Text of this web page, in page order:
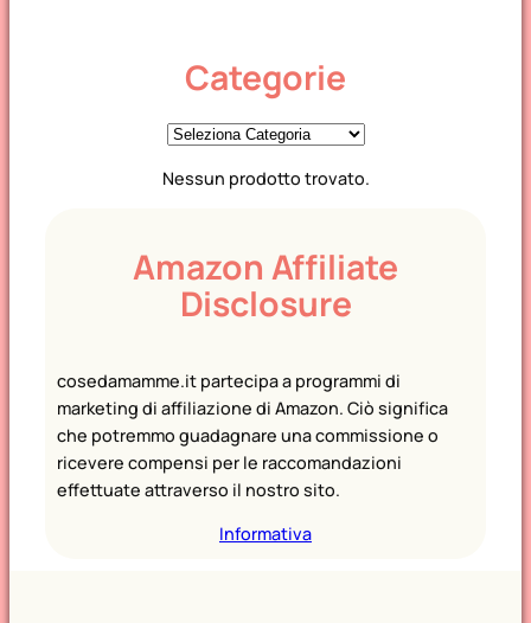
Categorie
C
t
o
Nessun prodotto trovato.
Amazon Affiliate
Disclosure
cosedamamme.it partecipa a programmi di
marketing di affiliazione di Amazon. Ciò significa
che potremmo guadagnare una commissione o
ricevere compensi per le raccomandazioni
effettuate attraverso il nostro sito.
Informativa